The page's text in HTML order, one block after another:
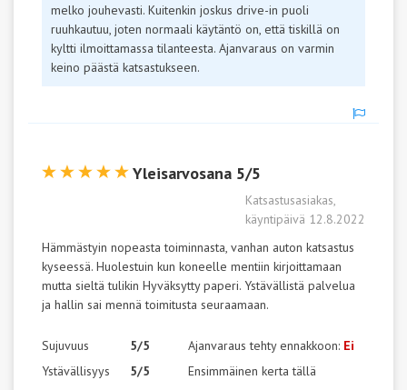
melko jouhevasti. Kuitenkin joskus drive-in puoli
ruuhkautuu, joten normaali käytäntö on, että tiskillä on
kyltti ilmoittamassa tilanteesta. Ajanvaraus on varmin
keino päästä katsastukseen.
Yleisarvosana 5/5
Katsastusasiakas,
käyntipäivä 12.8.2022
Hämmästyin nopeasta toiminnasta, vanhan auton katsastus
kyseessä. Huolestuin kun koneelle mentiin kirjoittamaan
mutta sieltä tulikin Hyväksytty paperi. Ystävällistä palvelua
ja hallin sai mennä toimitusta seuraamaan.
Sujuvuus
Ystävällisyys
5/5
5/5
Ajanvaraus tehty ennakkoon: Ei
Ensimmäinen kerta tällä